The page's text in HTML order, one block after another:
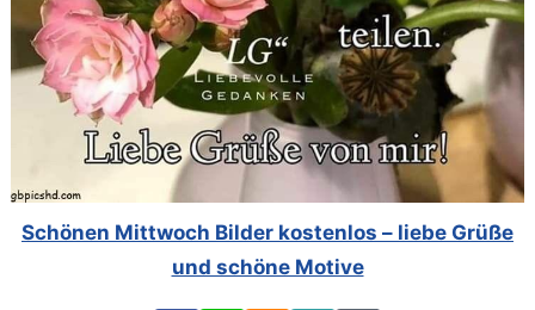
Schönen Mittwoch Bilder kostenlos – liebe Grüße
und schöne Motive